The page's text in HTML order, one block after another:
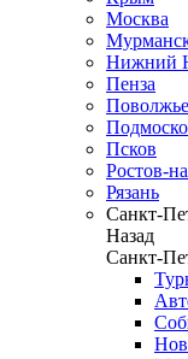
Москва
Нижний
Пенза
Поволжье
Псков
Ростов-
Рязань
Санкт-
Назад
Санкт-